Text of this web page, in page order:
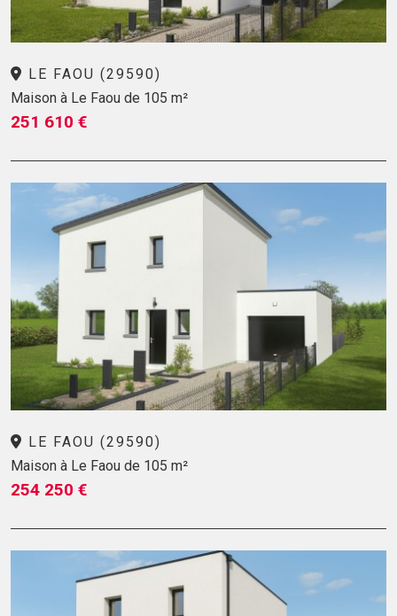
LE FAOU (29590)
Maison à Le Faou de 105 m²
251 610 €
LE FAOU (29590)
Maison à Le Faou de 105 m²
254 250 €